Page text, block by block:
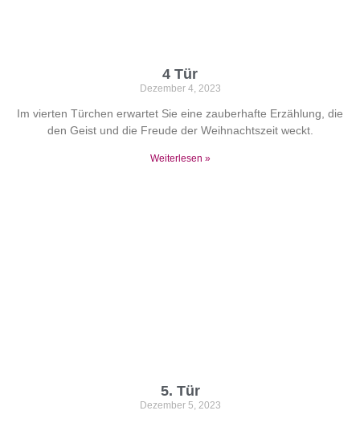
4 Tür
Dezember 4, 2023
Im vierten Türchen erwartet Sie eine zauberhafte Erzählung, die
den Geist und die Freude der Weihnachtszeit weckt.
Weiterlesen »
5. Tür
Dezember 5, 2023